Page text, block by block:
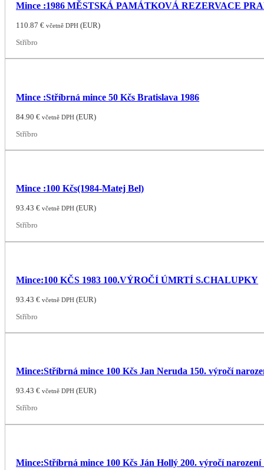
Mince :1986 MĚSTSKÁ PAMÁTKOVÁ REZERVACE
110.87€ včetně DPH (EUR)
Stříbro
Mince :Stříbrná mince 50 Kčs Bratislava 1986
84.90€ včetně DPH (EUR)
Stříbro
Mince :100 Kčs(1984-Matej Bel)
93.43€ včetně DPH (EUR)
Stříbro
Mince:100 KČS 1983 100.VÝROČÍ ÚMRTÍ S.CHALUPKY
93.43€ včetně DPH (EUR)
Stříbro
Mince:Stříbrná mince 100 Kčs Jan Neruda 150. výročí
93.43€ včetně DPH (EUR)
Stříbro
Mince:Stříbrná mince 100 Kčs Ján Hollý 200. výročí narození